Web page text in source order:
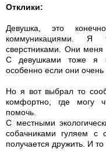
Отклики:
Девушка, это
коммуникациями. Я
сверстниками. Они
С девушками тоже я
особенно если они
Но я вот выбрал то
комфортно, где могу
помочь.
С местными
собачниками гуляем
получается дружить. И